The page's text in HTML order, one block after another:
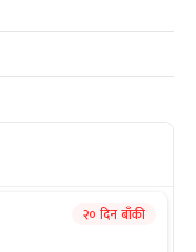
२० दिन बाँकी